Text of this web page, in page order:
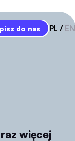
do nas PL EN
więcej